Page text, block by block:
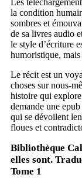
Les
la condition
sombres et
de sa livres audio
le style d’écriture
humoristique, mais
Le récit est un
choses sur nous-
histoire qui
demande une
qui se dévoilent
floues et
Bibliothèque
elles sont.
Tome 1